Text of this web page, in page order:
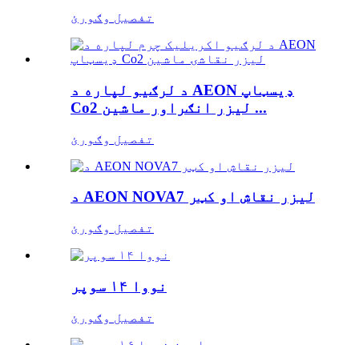
تفصیل وګورئ
د لرګیو لپاره د AEON ډیسټاپ
Co2 لیزر انګراور ماشین ...
تفصیل وګورئ
د AEON NOVA7 لیزر نقاش او کټر
تفصیل وګورئ
نووا ۱۴ سوپر
تفصیل وګورئ